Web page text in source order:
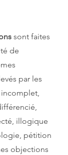
sont faites
de
par les
illogique
pétition
objections